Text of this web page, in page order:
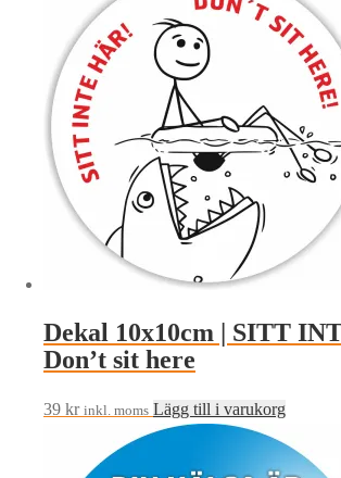
Dekal 10x10cm | SITT
Don’t sit here
39 kr inkl. moms Lägg till i varukorg